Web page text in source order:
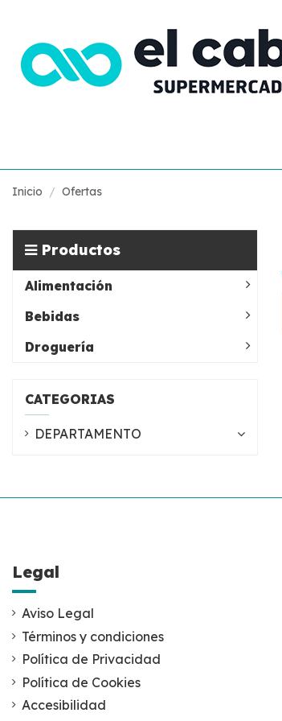
Inicio Ofertas
Productos
Alimentación
Bebidas
Droguería
CATEGORIAS
DEPARTAMENTO
Legal
Aviso Legal
Términos y condiciones
Política de Privacidad
Política de Cookies
Accesibilidad